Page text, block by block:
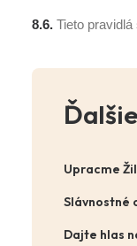
8.6. Tieto pravidlá
Upracme
Slávnostné
Dajte hlas